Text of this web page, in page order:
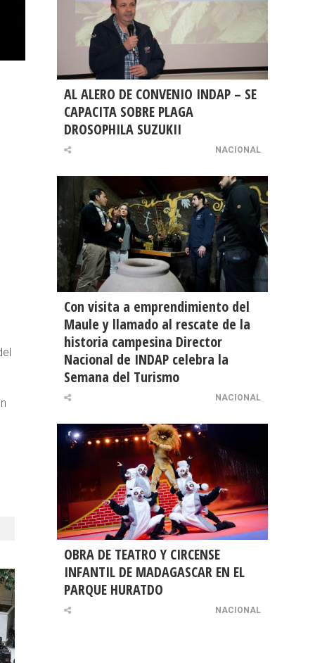
AL ALERO DE CONVENIO INDAP – SE
CAPACITA SOBRE PLAGA
DROSOPHILA SUZUKII
NACIONAL
Con visita a emprendimiento del
Maule y llamado al rescate de la
historia campesina Director
Nacional de INDAP celebra la
Semana del Turismo
NACIONAL
OBRA DE TEATRO Y CIRCENSE
INFANTIL DE MADAGASCAR EN EL
PARQUE HURATDO
NACIONAL